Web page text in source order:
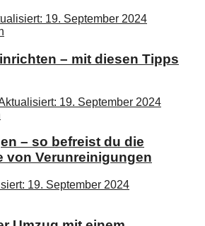
19. September 2024
– mit diesen Tipps
19. September 2024
– so befreist du die
von Verunreinigungen
19. September 2024